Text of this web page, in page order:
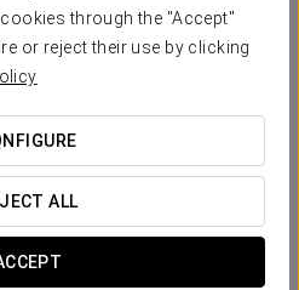
through the "Accept"
or reject their use by clicking
ALL
вас посетить
спа-зону, где вы сможете
заслуженным 50-
включает велнес-
pool, а также зону с
и гималайской соляной